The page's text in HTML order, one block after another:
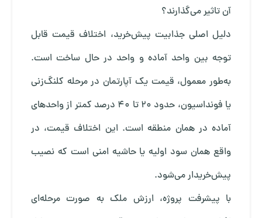
آن تاثیر می‌گذارند؟
دلیل اصلی جذابیت پیش‌خرید، اختلاف قیمت قابل
توجه بین واحد آماده و واحد در حال ساخت است.
به‌طور معمول، قیمت یک آپارتمان در مرحله کلنگ‌زنی
یا فونداسیون، حدود ۲۰ تا ۴۰ درصد کمتر از واحدهای
آماده در همان منطقه است. این اختلاف قیمت، در
واقع همان سود اولیه یا حاشیه امنی است که نصیب
پیش‌خریدار می‌شود.
با پیشرفت پروژه، ارزش ملک به صورت مرحله‌ای